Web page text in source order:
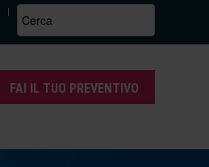
for:
FAI IL TUO PREVENTIVO